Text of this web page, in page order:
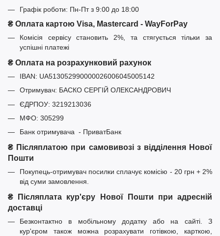
Графік роботи: Пн-Пт з 9:00 до 18:00
₴ Оплата картою Visa, Mastercard - WayForPay
Комісія сервісу становить 2%, та стягується тільки за
успішні платежі
₴ Оплата на розрахунковий рахунок
IBAN: UA513052990000026006045005142
Отримувач: БАСКО СЕРГІЙ ОЛЕКСАНДРОВИЧ
ЄДРПОУ: 3219213036
МФО: 305299
Банк отримувача - ПриватБанк
₴ Післяплатою при самовивозі з відділення Нової
Пошти
Покупець-отримувач посилки сплачує комісію - 20 грн + 2%
від суми замовлення.
₴ Післяплата кур'єру Нової Пошти при адресній
доставці
Безконтактно в мобільному додатку або на сайті. З
кур'єром також можна розрахувати готівкою, карткою,